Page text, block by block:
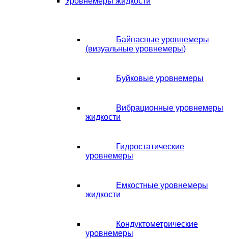
Байпасные уровнемеры
(визуальные уровнемеры)
Буйковые уровнемеры
Вибрационные уровнемеры
жидкости
Гидростатические
уровнемеры
Емкостные уровнемеры
жидкости
Кондуктометрические
уровнемеры